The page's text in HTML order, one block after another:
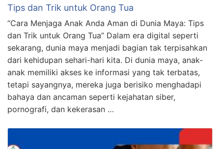
Tips dan Trik untuk Orang Tua
“Cara Menjaga Anak Anda Aman di Dunia Maya: Tips
dan Trik untuk Orang Tua” Dalam era digital seperti
sekarang, dunia maya menjadi bagian tak terpisahkan
dari kehidupan sehari-hari kita. Di dunia maya, anak-
anak memiliki akses ke informasi yang tak terbatas,
tetapi sayangnya, mereka juga berisiko menghadapi
bahaya dan ancaman seperti kejahatan siber,
pornografi, dan kekerasan …